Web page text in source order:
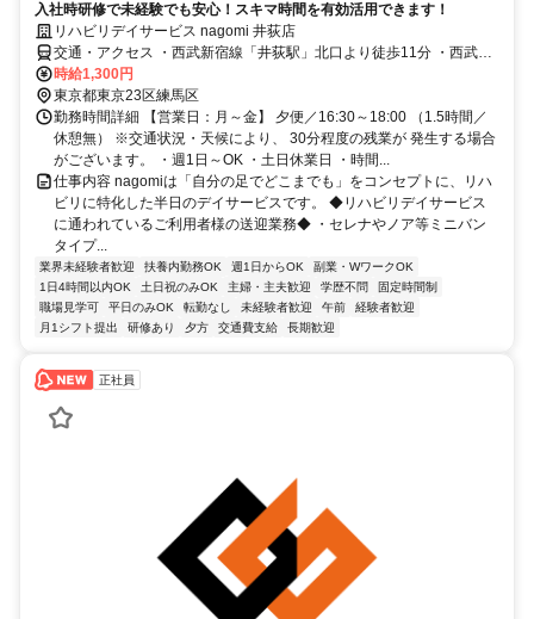
入社時研修で未経験でも安心！スキマ時間を有効活用できます！
リハビリデイサービス nagomi 井荻店
交通・アクセス ・西武新宿線「井荻駅」北口より徒歩11分 ・西武池
袋線「練馬高野台駅」南口より徒歩15分
時給1,300円
東京都東京23区練馬区
勤務時間詳細 【営業日：月～金】 夕便／16:30～18:00 （1.5時間／
休憩無） ※交通状況・天候により、 30分程度の残業が 発生する場合
がございます。 ・週1日～OK ・土日休業日 ・時間...
仕事内容 nagomiは「自分の足でどこまでも」をコンセプトに、リハ
ビリに特化した半日のデイサービスです。 ◆リハビリデイサービス
に通われているご利用者様の送迎業務◆ ・セレナやノア等ミニバン
タイプ...
業界未経験者歓迎 扶養内勤務OK 週1日からOK
副業・WワークOK
1日4時間以内OK
土日祝のみOK 主婦・主夫歓迎 学歴不問
固定時間制
職場見学可
平日のみOK 転勤なし 未経験者歓迎 午前
経験者歓迎
月1シフト提出
研修あり 夕方 交通費支給 長期歓迎
正社員